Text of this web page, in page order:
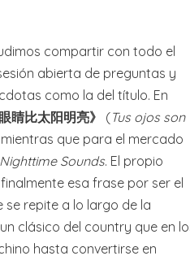
compartir con todo el
abierta de preguntas y
como la del título. En
睛比太阳明亮》 (Tus ojos son
que para el mercado
Nighttime Sounds. El propio
esa frase por ser el
se repite a lo largo de la
clásico del country que en
hasta convertirse en